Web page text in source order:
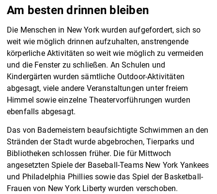
Am besten drinnen bleiben
Die Menschen in New York wurden aufgefordert, sich so
weit wie möglich drinnen aufzuhalten, anstrengende
körperliche Aktivitäten so weit wie möglich zu vermeiden
und die Fenster zu schließen. An Schulen und
Kindergärten wurden sämtliche Outdoor-Aktivitäten
abgesagt, viele andere Veranstaltungen unter freiem
Himmel sowie einzelne Theatervorführungen wurden
ebenfalls abgesagt.
Das von Bademeistern beaufsichtigte Schwimmen an den
Stränden der Stadt wurde abgebrochen, Tierparks und
Bibliotheken schlossen früher. Die für Mittwoch
angesetzten Spiele der Baseball-Teams New York Yankees
und Philadelphia Phillies sowie das Spiel der Basketball-
Frauen von New York Liberty wurden verschoben.